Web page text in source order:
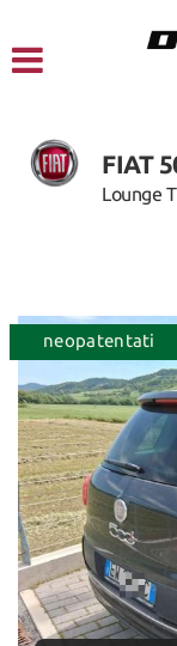
LISTA VEICOLI
SERVIZI
FINANZIAMENTI –
ACQUISTIAMO USATO
ASSISTENZA
DICONO DI NOI
FIAT
Lounge
disponibile